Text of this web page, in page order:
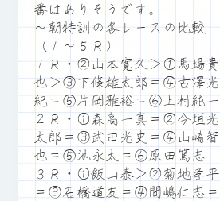
番はありそうです。
～朝特訓の各レースの比較
（１～５Ｒ）
１Ｒ・②山本寛久＞①馬場貴
也＞③下條雄太郎＝④古澤光
紀＝⑤片岡雅裕＝⑥上村純一
２Ｒ・①森高一真＝②今垣光
太郎＝③武田光史＝④山崎智
也＝⑤池永太＝⑥原田篤志
３Ｒ・①飯山泰＞②菊地孝平
＝③石橋道友＝④間嶋仁志＝